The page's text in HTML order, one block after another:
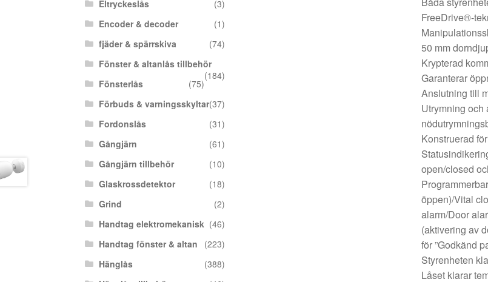
FreeDrive®-
50 mm
Krypterad
Garanterar
Anslutning till
Utrymning
Konstruerad
open/closed
öppen)/Vital
alarm/Door
(aktivering av
för ”Godkänd
Styrenheten
Låset klarar
Eltryckeslås
(3)
Encoder & decoder
(1)
fjäder & spärrskiva
(74)
Fönster & altanlås tillbehör
(184)
Fönsterlås
(75)
Förbuds & varningsskyltar(37)
Fordonslås
(31)
Gångjärn
(61)
Gångjärn tillbehör
(10)
Glaskrossdetektor
(18)
Grind
(2)
Handtag elektromekanisk (46)
Handtag fönster & altan
(223)
Hänglås
(388)